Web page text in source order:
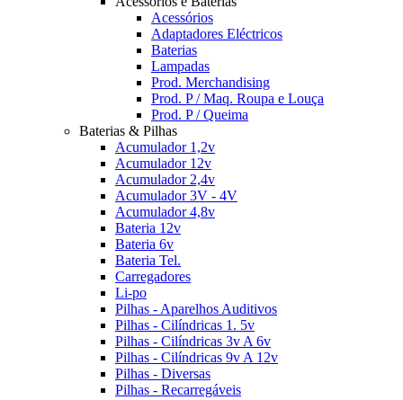
Acessórios
Adaptadores Eléctricos
Baterias
Lampadas
Prod. Merchandising
Prod. P / Maq. Roupa e Louça
Prod. P / Queima
Baterias & Pilhas
Acumulador 1,2v
Acumulador 12v
Acumulador 2,4v
Acumulador 3V - 4V
Acumulador 4,8v
Bateria 12v
Bateria 6v
Bateria Tel.
Carregadores
Li-po
Pilhas - Aparelhos Auditivos
Pilhas - Cilíndricas 1. 5v
Pilhas - Cilíndricas 3v A 6v
Pilhas - Cilíndricas 9v A 12v
Pilhas - Diversas
Pilhas - Recarregáveis